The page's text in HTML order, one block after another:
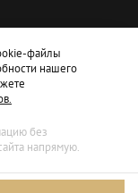
файлы
нашего
без
напрямую.